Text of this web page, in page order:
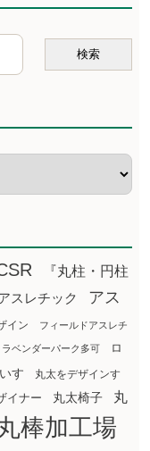
『丸柱・円柱
スレチック
アス
イン フィールドアスレチ
ラベンダーパーク多可
ロ
す
丸太をデザインす
イナー 丸太椅子 丸
棒加工場